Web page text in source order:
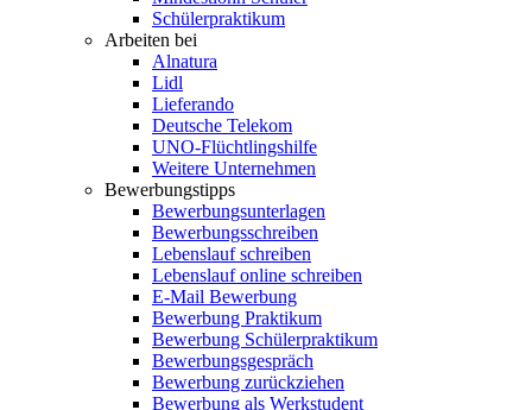
Schülerpraktikum
Arbeiten bei
Alnatura
Lidl
Lieferando
Deutsche Telekom
UNO-Flüchtlingshilfe
Weitere Unternehmen
Bewerbungstipps
Bewerbungsunterlagen
Bewerbungsschreiben
Lebenslauf schreiben
Lebenslauf online schreiben
E-Mail Bewerbung
Bewerbung Praktikum
Bewerbung Schülerpraktikum
Bewerbungsgespräch
Bewerbung zurückziehen
Bewerbung als Werkstudent